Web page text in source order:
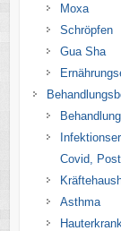
Moxa
Schröpfen
Gua Sha
Covid,
Asthma